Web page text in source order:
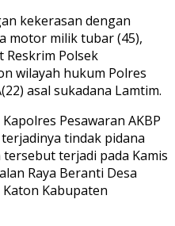
kekerasan dengan
motor milik tubar (45),
Reskrim Polsek
wilayah hukum Polres
asal sukadana Lamtim.
Pesawaran AKBP
tindak pidana
terjadi pada Kamis
Raya Beranti Desa
Kabupaten